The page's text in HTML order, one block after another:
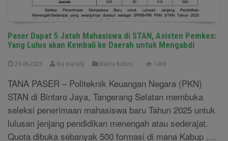
Paser Dapat 5 Jatah Mahasiswa di STAN, Asisten Pemkes:
Yang Lulus akan Kembali ke Daerah untuk Mengabdi
29-06-2025 Ika marsila Berita Kaltim 1469
TANA PASER – Politeknik Keuangan Negara (PKN)
STAN di Bintaro Jaya, Tangerang Selatan membuka
seleksi penerimaan mahasiswa baru Tahun 2025 untuk
lulusan jenjang pendidikan menengah atau sederajat.
Quota dibuka sebanyak 500 formasi di mana Kabup ....